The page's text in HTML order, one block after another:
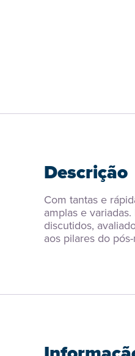
Descrição
Com tantas e
amplas e
discutidos,
aos pilares do